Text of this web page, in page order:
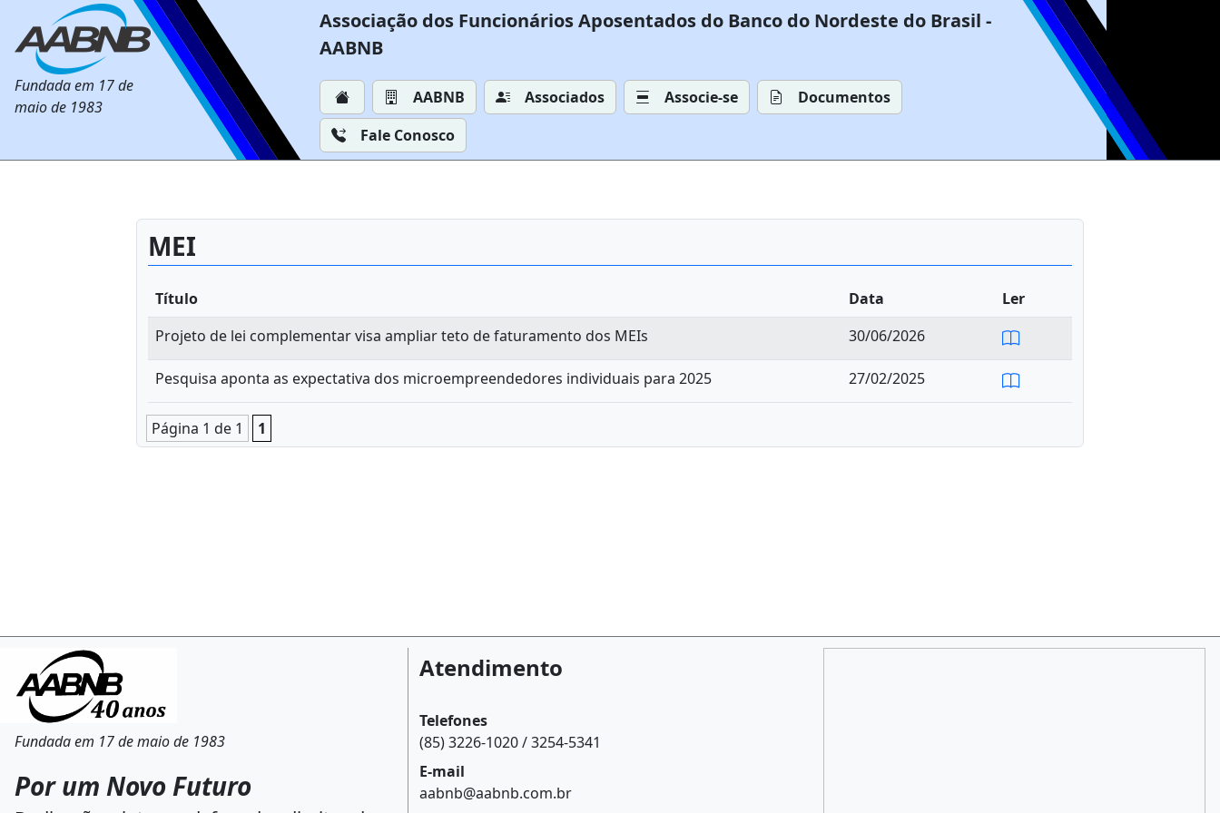
Fundada em 17 de
maio de 1983
Associação dos Funcionários Aposentados do Banco do Nordeste do Brasil -
AABNB
AABNB Associados Associe-se
Documentos
Fale Conosco
MEI
Título Data
Ler
Projeto de lei complementar visa ampliar teto de faturamento dos MEIs
30/06/2026
Pesquisa aponta as expectativa dos microempreendedores individuais para 2025 27/02/2025
Página 1 de 1 1
Fundada em 17 de maio de 1983
Por um Novo Futuro
Atendimento
Telefones
(85) 3226-1020 / 3254-5341
E-mail
aabnb@aabnb.com.br